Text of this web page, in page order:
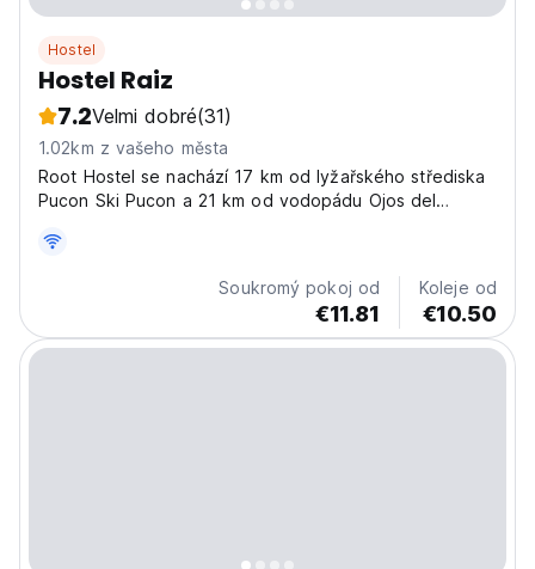
Hostel
Hostel Raiz
7.2Velmi dobré(31)
1.02km z vašeho města
Root Hostel se nachází 17 km od lyžařského střediska
Pucon Ski Pucon a 21 km od vodopádu Ojos del
Soukromý pokoj od
€11.81
Koleje od
€10.50